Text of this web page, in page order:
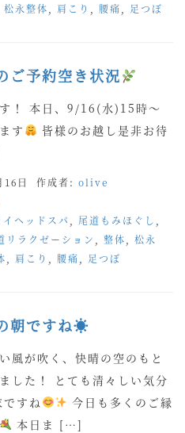
松永整体 肩こり 腰痛 足つぼ
予約空き状況
！ 本日、9/16(水)15時〜
す
皆様のお越し是非お待
日 作成者: olive
イヘッドスパ 尾道もみほぐし
リラクゼーション 整体
松永
肩こり 腰痛 足つぼ
朝ですね☀
風が吹く、快晴の空のもと
した！ とても清々しい気分
すね
今日も多くのご縁
本日ま […]